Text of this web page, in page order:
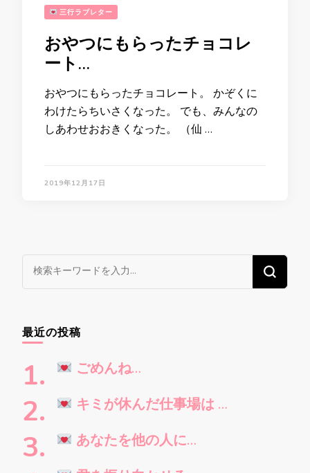
三行ラブレター
おやつにもらったチョコレ
ート…
おやつにもらったチョコレート。 かぞくに
わけたらちいさくなった。 でも、みんなの
しあわせおおきくなった。 （仙 …
2019年12月17日
な
に
お
探
し
で
す
か
?
最近の投稿
ごめんね…
キミが休んだ仕事場は …
あなたを他の人に…